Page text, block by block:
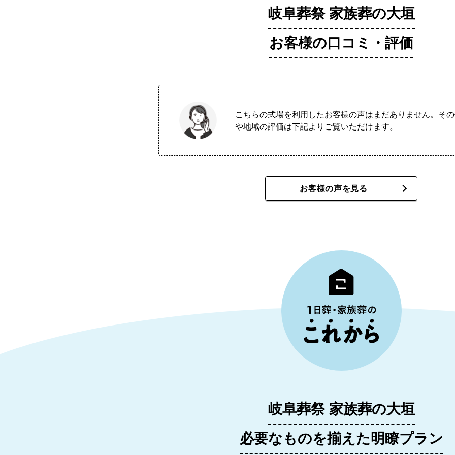
岐阜葬祭 家族葬の大垣
お客様の口コミ・評価
こちらの式場を利用したお客様の声はまだありません。そ
や地域の評価は下記よりご覧いただけます。
お客様の声を見る
岐阜葬祭 家族葬の大垣
必要なものを揃えた明瞭プラン